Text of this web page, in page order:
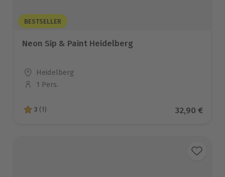
BESTSELLER
Neon Sip & Paint Heidelberg
Standort
Heidelberg
Anzahl der Teilnehmer
1 Pers.
3 von 5 Sternen basierend auf 1 Bewertungen
3 (1) Aktueller
32,90 €